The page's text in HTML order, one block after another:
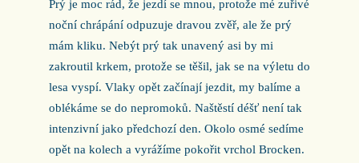
Prý je moc rád, že jezdí se mnou, protože mé zuřivé
noční chrápání odpuzuje dravou zvěř, ale že prý
mám kliku. Nebýt prý tak unavený asi by mi
zakroutil krkem, protože se těšil, jak se na výletu do
lesa vyspí. Vlaky opět začínají jezdit, my balíme a
oblékáme se do nepromoků. Naštěstí déšť není tak
intenzivní jako předchozí den. Okolo osmé sedíme
opět na kolech a vyrážíme pokořit vrchol Brocken.